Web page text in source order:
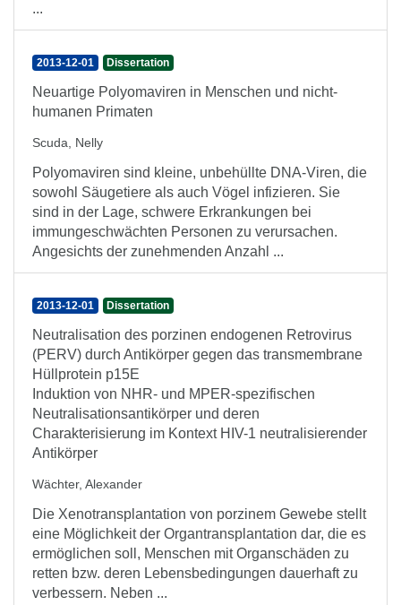
...
2013-12-01 Dissertation
Neuartige Polyomaviren in Menschen und nicht-
humanen Primaten
Scuda, Nelly
Polyomaviren sind kleine, unbehüllte DNA-Viren, die
sowohl Säugetiere als auch Vögel infizieren. Sie
sind in der Lage, schwere Erkrankungen bei
immungeschwächten Personen zu verursachen.
Angesichts der zunehmenden Anzahl ...
2013-12-01 Dissertation
Neutralisation des porzinen endogenen Retrovirus
(PERV) durch Antikörper gegen das transmembrane
Hüllprotein p15E
Induktion von NHR- und MPER-spezifischen
Neutralisationsantikörper und deren
Charakterisierung im Kontext HIV-1 neutralisierender
Antikörper
Wächter, Alexander
Die Xenotransplantation von porzinem Gewebe stellt
eine Möglichkeit der Organtransplantation dar, die es
ermöglichen soll, Menschen mit Organschäden zu
retten bzw. deren Lebensbedingungen dauerhaft zu
verbessern. Neben ...